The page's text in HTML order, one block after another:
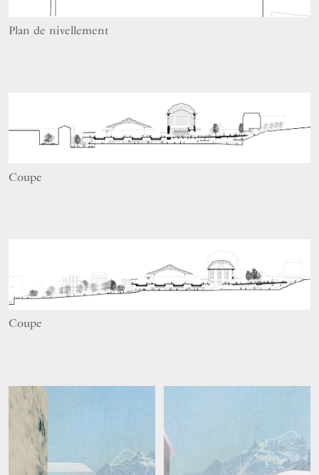
Plan de nivellement
Coupe
Coupe